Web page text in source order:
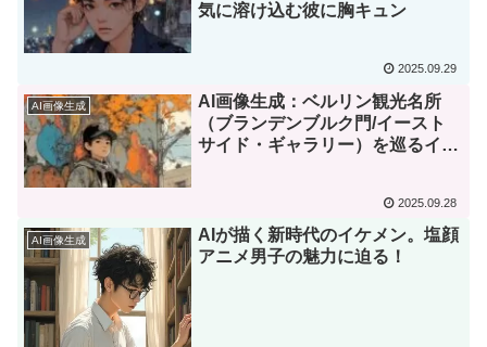
気に溶け込む彼に胸キュン
2025.09.29
AI画像生成
AI画像生成：ベルリン観光名所
（ブランデンブルク門/イースト
サイド・ギャラリー）を巡るイケ
2025.09.28
AI画像生成
AIが描く新時代のイケメン。塩顔
アニメ男子の魅力に迫る！